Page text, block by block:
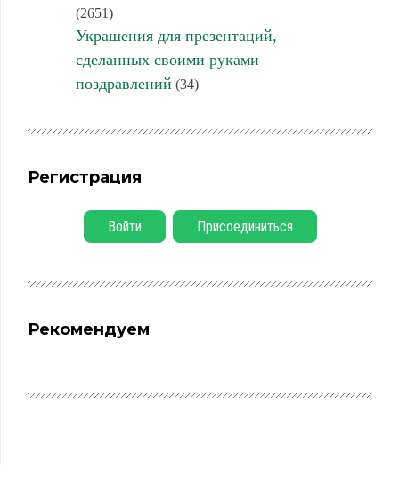
(2651)
Украшения для презентаций,
сделанных своими руками
поздравлений (34)
Регистрация
Войти Присоединиться
Рекомендуем